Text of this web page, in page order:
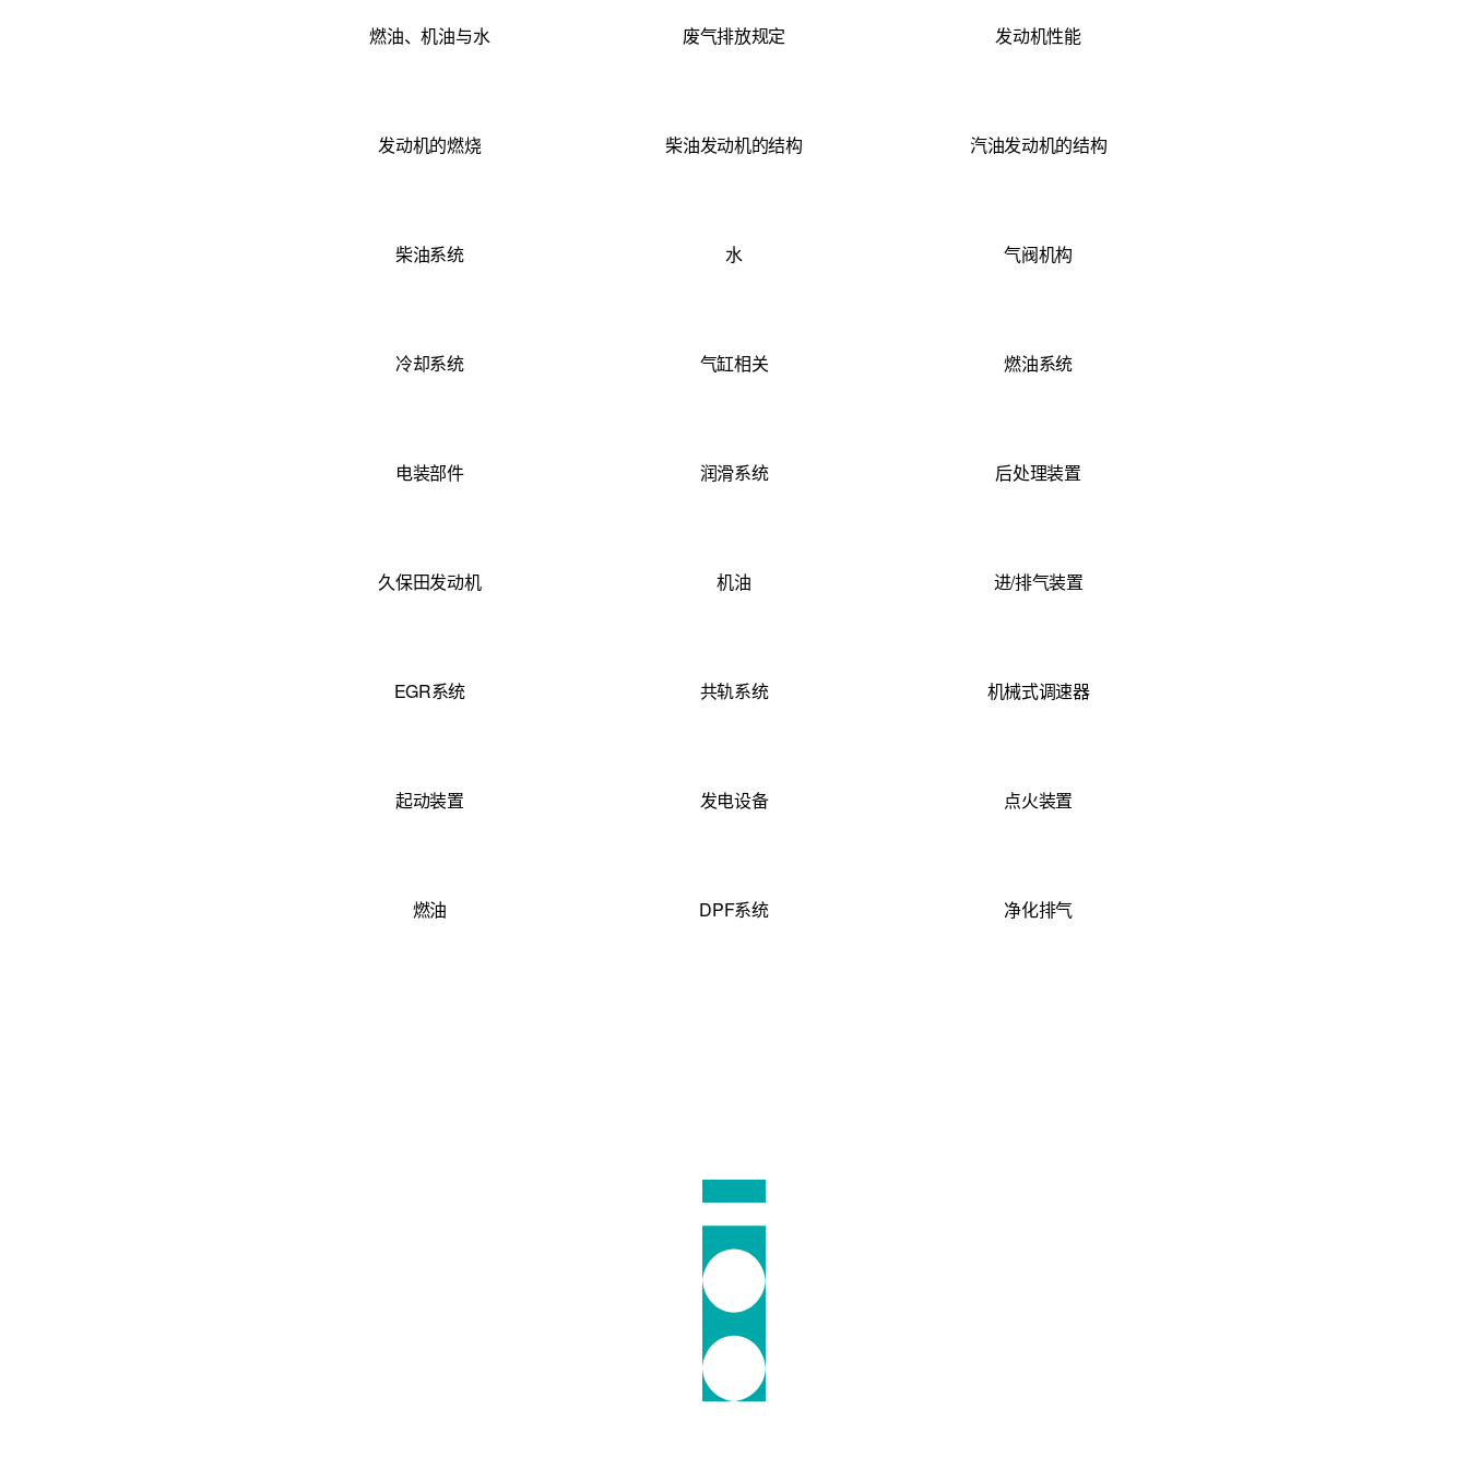
燃油、机油与水 废气排放规定 发动机性能
发动机的燃烧 柴油发动机的结构 汽油发动机的结构
柴油系统 水 气阀机构
冷却系统 气缸相关 燃油系统
电装部件 润滑系统 后处理装置
久保田发动机 机油 进/排气装置
EGR系统 共轨系统 机械式调速器
起动装置 发电设备 点火装置
燃油 DPF系统 净化排气